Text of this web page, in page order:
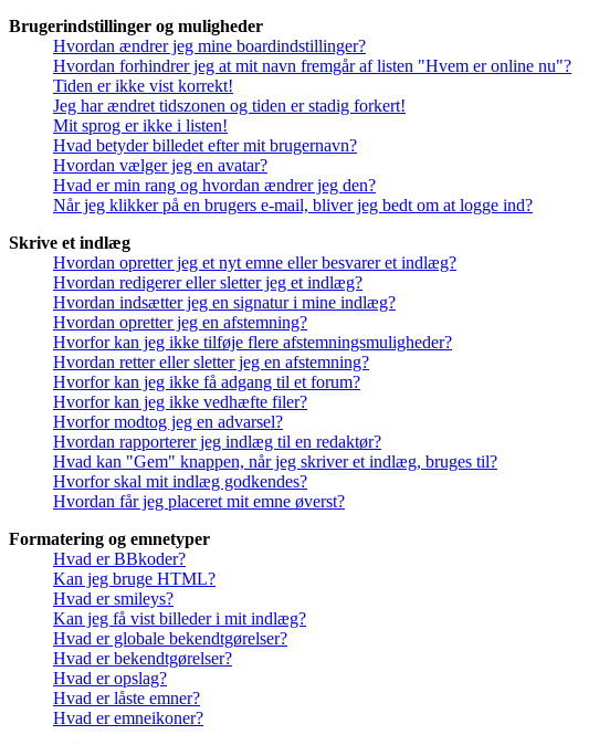
Brugerindstillinger og muligheder
Hvordan ændrer jeg mine boardindstillinger?
Hvordan forhindrer jeg at mit navn fremgår af listen "Hvem er online nu"?
Tiden er ikke vist korrekt!
Jeg har ændret tidszonen og tiden er stadig forkert!
Mit sprog er ikke i listen!
Hvad betyder billedet efter mit brugernavn?
Hvordan vælger jeg en avatar?
Hvad er min rang og hvordan ændrer jeg den?
Når jeg klikker på en brugers e-mail, bliver jeg bedt om at logge ind?
Skrive et indlæg
Hvordan opretter jeg et nyt emne eller besvarer et indlæg?
Hvordan redigerer eller sletter jeg et indlæg?
Hvordan indsætter jeg en signatur i mine indlæg?
Hvordan opretter jeg en afstemning?
Hvorfor kan jeg ikke tilføje flere afstemningsmuligheder?
Hvordan retter eller sletter jeg en afstemning?
Hvorfor kan jeg ikke få adgang til et forum?
Hvorfor kan jeg ikke vedhæfte filer?
Hvorfor modtog jeg en advarsel?
Hvordan rapporterer jeg indlæg til en redaktør?
Hvad kan "Gem" knappen, når jeg skriver et indlæg, bruges til?
Hvorfor skal mit indlæg godkendes?
Hvordan får jeg placeret mit emne øverst?
Formatering og emnetyper
Hvad er BBkoder?
Kan jeg bruge HTML?
Hvad er smileys?
Kan jeg få vist billeder i mit indlæg?
Hvad er globale bekendtgørelser?
Hvad er bekendtgørelser?
Hvad er opslag?
Hvad er låste emner?
Hvad er emneikoner?